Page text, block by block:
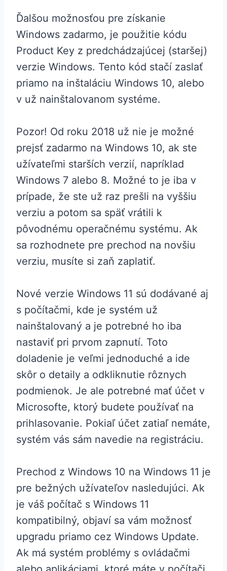
Ďalšou možnosťou pre získanie
Windows zadarmo, je použitie kódu
Product Key z predchádzajúcej (staršej)
verzie Windows. Tento kód stačí zaslať
priamo na inštaláciu Windows 10, alebo
v už nainštalovanom systéme.
Pozor! Od roku 2018 už nie je možné
prejsť zadarmo na Windows 10, ak ste
užívateľmi starších verzií, napríklad
Windows 7 alebo 8. Možné to je iba v
prípade, že ste už raz prešli na vyššiu
verziu a potom sa späť vrátili k
pôvodnému operačnému systému. Ak
sa rozhodnete pre prechod na novšiu
verziu, musíte si zaň zaplatiť.
Nové verzie Windows 11 sú dodávané aj
s počítačmi, kde je systém už
nainštalovaný a je potrebné ho iba
nastaviť pri prvom zapnutí. Toto
doladenie je veľmi jednoduché a ide
skôr o detaily a odkliknutie rôznych
podmienok. Je ale potrebné mať účet v
Microsofte, ktorý budete používať na
prihlasovanie. Pokiaľ účet zatiaľ nemáte,
systém vás sám navedie na registráciu.
Prechod z Windows 10 na Windows 11 je
pre bežných užívateľov nasledujúci. Ak
je váš počítač s Windows 11
kompatibilný, objaví sa vám možnosť
upgradu priamo cez Windows Update.
Ak má systém problémy s ovládačmi